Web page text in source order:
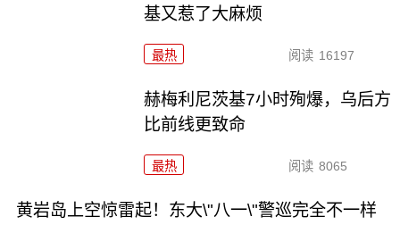
基又惹了大麻烦
最热 阅读 16197
赫梅利尼茨基7小时殉爆，乌后方
比前线更致命
最热 阅读 8065
黄岩岛上空惊雷起！东大\"八一\"警巡完全不一样